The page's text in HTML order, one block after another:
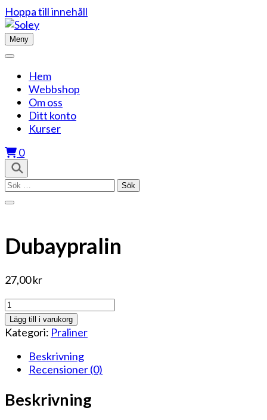
Hoppa till innehåll
Meny
Hem
Webbshop
Om oss
Ditt konto
Kurser
0
Sök
Dubaypralin
27,00kr
Dubaypralin
mängd
Lägg till i varukorg
Kategori: Praliner
Beskrivning
Recensioner (0)
Beskrivning